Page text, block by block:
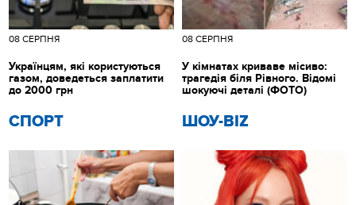
СПОРТ ШОУ-BIZ
08 СЕРПНЯ
Українцям, які користуються
газом, доведеться заплатити
до 2000 грн
08 СЕРПНЯ
У кімнатах криваве місиво:
трагедія біля Рівного. Відомі
шокуючі деталі (ФОТО)